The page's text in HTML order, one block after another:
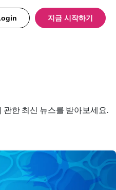
지금 시작하기
관한 최신 뉴스를 받아보세요.